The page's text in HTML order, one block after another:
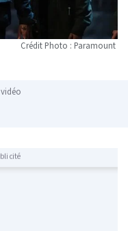
Crédit Photo : Paramount